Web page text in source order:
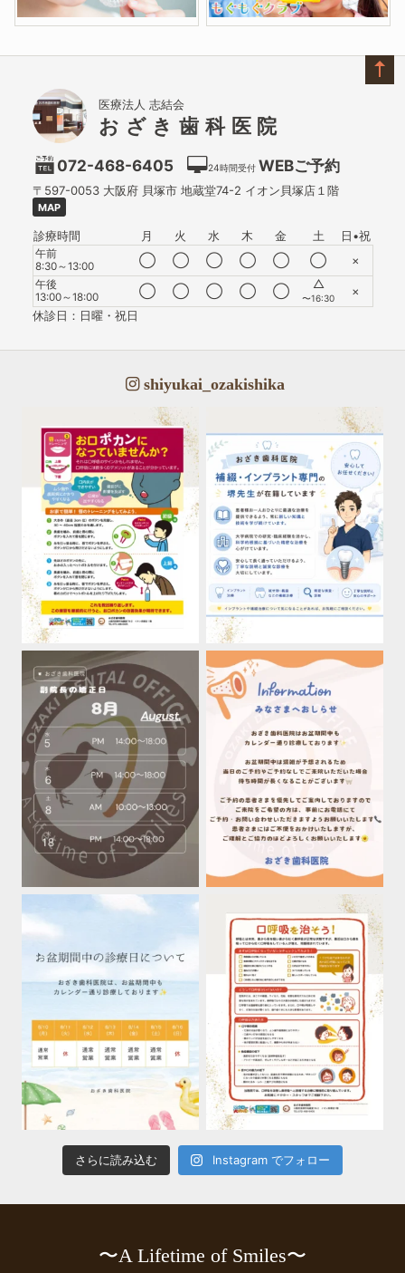
医療法人 志結会
おざき歯科医院
072-468-6405 24時間受付 WEBご予約
〒597-0053 大阪府 貝塚市 地蔵堂74-2 イオン貝塚店１階
MAP
診療時間 月 火 水 木 金 土 日•祝
午前
8:30～13:00
◯ ◯ ◯ ◯ ◯ ◯ ×
午後
13:00～18:00
◯ ◯ ◯ ◯ ◯ △
〜16:30
×
休診日：日曜・祝日
shiyukai_ozakishika
さらに読み込む Instagram でフォロー
〜A Lifetime of Smiles〜